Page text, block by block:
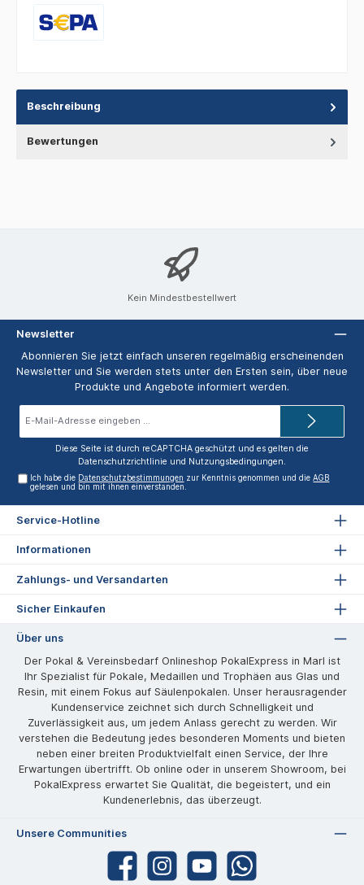
Beschreibung
Bewertungen
Kein Mindestbestellwert
Newsletter
Abonnieren Sie jetzt einfach unseren regelmäßig erscheinenden
Newsletter und Sie werden stets unter den Ersten sein, über neue
Produkte und Angebote informiert werden.
Diese Seite ist durch reCAPTCHA geschützt und es gelten die
Datenschutzrichtlinie und Nutzungsbedingungen.
Ich habe die Datenschutzbestimmungen zur Kenntnis genommen und dieAGB
gelesen und bin mit ihnen einverstanden.
Service-Hotline
Informationen
Zahlungs- und Versandarten
Sicher Einkaufen
Über uns
Der Pokal & Vereinsbedarf Onlineshop PokalExpress in Marl ist
Ihr Spezialist für Pokale, Medaillen und Trophäen aus Glas und
Resin, mit einem Fokus auf Säulenpokalen. Unser herausragender
Kundenservice zeichnet sich durch Schnelligkeit und
Zuverlässigkeit aus, um jedem Anlass gerecht zu werden. Wir
verstehen die Bedeutung jedes besonderen Moments und bieten
neben einer breiten Produktvielfalt einen Service, der Ihre
Erwartungen übertrifft. Ob online oder in unserem Showroom, bei
PokalExpress erwartet Sie Qualität, die begeistert, und ein
Kundenerlebnis, das überzeugt.
Unsere Communities